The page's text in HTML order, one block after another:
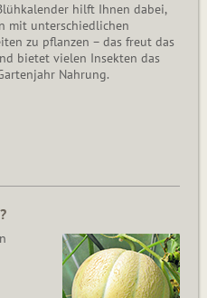
hilft Ihnen dabei,
mit unterschiedlichen
zu pflanzen – das freut das
bietet vielen Insekten das
Nahrung.